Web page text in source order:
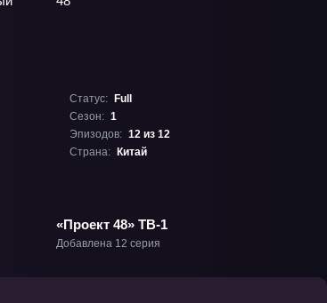
1
Статус:
Full
Сезон: 1
Эпизодов: 12 из 12
Страна:
Китай
«Проект 48» ТВ-1
Добавлена 12 серия